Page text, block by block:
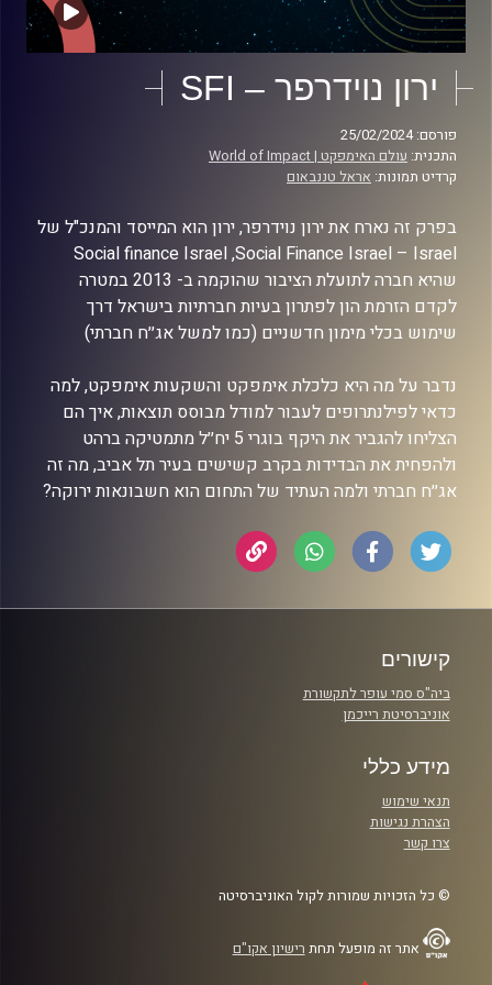
ירון נוידרפר – SFI
פורסם: 25/02/2024
התכנית: עולם האימפקט | World of Impact
קרדיט תמונות: אראל טננבאום
בפרק זה נארח את ירון נוידרפר, ירון הוא המייסד והמנכ"ל של
Social Finance Israel – Israel, ‏Social finance Israel
שהיא חברה לתועלת הציבור שהוקמה ב- 2013 במטרה
לקדם הזרמת הון לפתרון בעיות חברתיות בישראל דרך
שימוש בכלי מימון חדשניים (כמו למשל אג׳׳ח חברתי)
נדבר על מה היא כלכלת אימפקט והשקעות אימפקט, למה
כדאי לפילנתרופים לעבור למודל מבוסס תוצאות, איך הם
הצליחו להגביר את היקף בוגרי 5 יח׳׳ל מתמטיקה ברהט
ולהפחית את הבדידות בקרב קשישים בעיר תל אביב, מה זה
אג׳׳ח חברתי ולמה העתיד של התחום הוא חשבונאות ירוקה?
קישורים
ביה"ס סמי עופר לתקשורת
אוניברסיטת רייכמן
מידע כללי
תנאי שימוש
הצהרת נגישות
צרו קשר
© כל הזכויות שמורות לקול האוניברסיטה
אתר זה מופעל תחת רישיון אקו"ם